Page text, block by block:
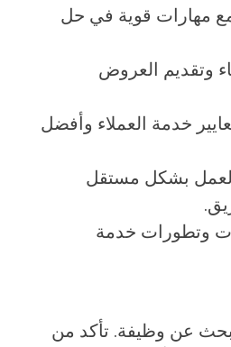
مهارات قوية في حل
وتقديم العروض
خدمة العملاء وأفضل
بشكل مستقل
وتطورات خدمة
عن وظيفة. تأكد من